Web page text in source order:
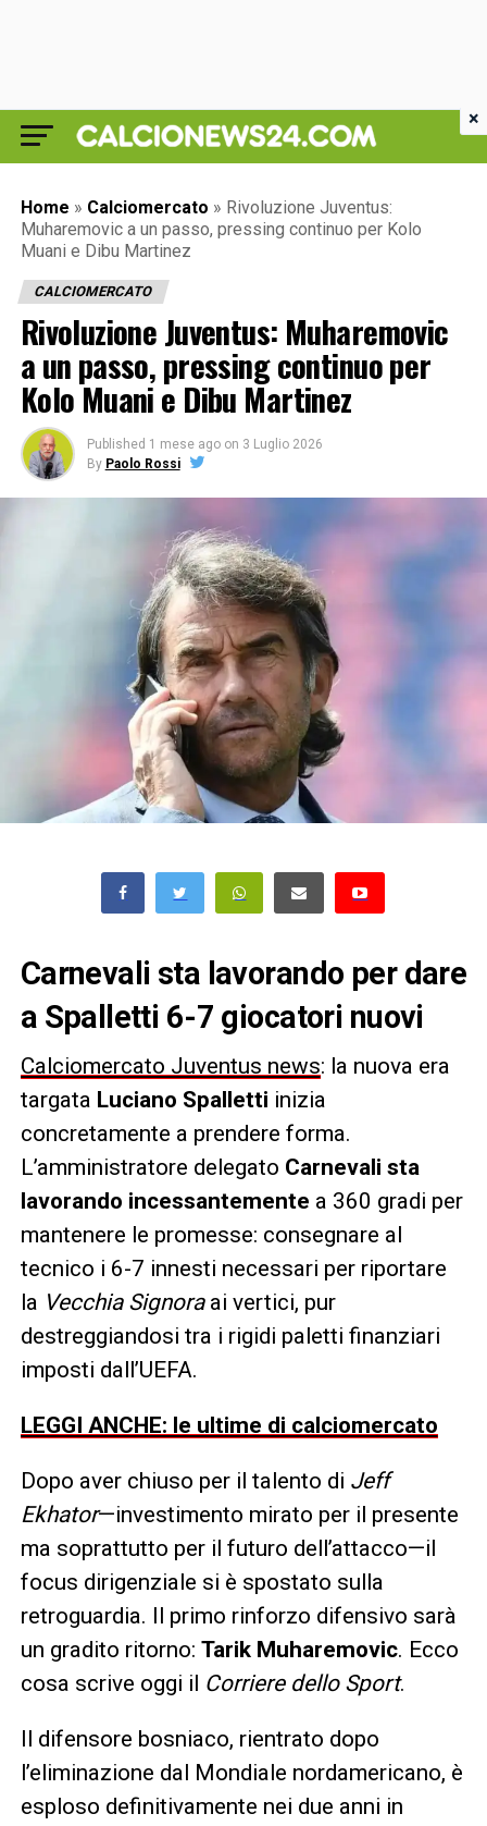
Home » Calciomercato » Rivoluzione Juventus:
Muharemovic a un passo, pressing continuo per Kolo
Muani e Dibu Martinez
CALCIOMERCATO
Rivoluzione Juventus: Muharemovic
a un passo, pressing continuo per
Kolo Muani e Dibu Martinez
Published 1 mese ago on 3 Luglio 2026
By Paolo Rossi
Carnevali sta lavorando per dare
a Spalletti 6-7 giocatori nuovi
Calciomercato Juventus news: la nuova era
targata Luciano Spalletti inizia
concretamente a prendere forma.
L’amministratore delegato Carnevali sta
lavorando incessantemente a 360 gradi per
mantenere le promesse: consegnare al
tecnico i 6-7 innesti necessari per riportare
la Vecchia Signoraai vertici, pur
destreggiandosi tra i rigidi paletti finanziari
imposti dall’UEFA.
LEGGI ANCHE: le ultime di calciomercato
Dopo aver chiuso per il talento di Jeff
Ekhator—investimento mirato per il presente
ma soprattutto per il futuro dell’attacco—il
focus dirigenziale si è spostato sulla
retroguardia. Il primo rinforzo difensivo sarà
un gradito ritorno: Tarik Muharemovic. Ecco
cosa scrive oggi il Corriere dello Sport.
Il difensore bosniaco, rientrato dopo
l’eliminazione dal Mondiale nordamericano, è
esploso definitivamente nei due anni in
×